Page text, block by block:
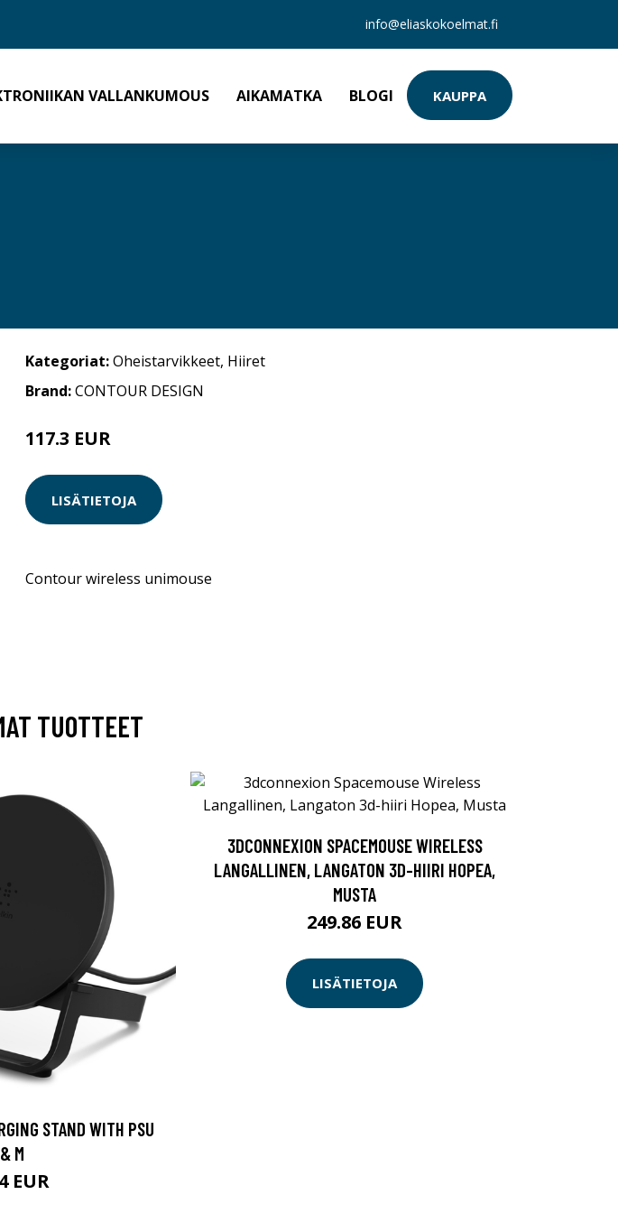
info@eliaskokoelmat.fi
VALLANKUMOUS AIKAMATKA BLOGI KAUPPA
Kategoriat:Oheistarvikkeet, Hiiret
Brand:CONTOUR DESIGN
117.3 EUR
LISÄTIETOJA
Contour wireless unimouse
TUOTTEET
STAND WITH PSU
& M
EUR
3DCONNEXION SPACEMOUSE WIRELESS
LANGALLINEN, LANGATON 3D-HIIRI HOPEA,
MUSTA
249.86 EUR
LISÄTIETOJA